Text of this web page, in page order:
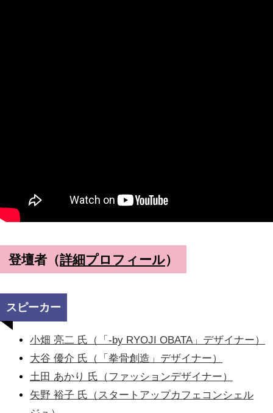
登壇者（詳細プロフィール）
スピーカー
小畑 亮二 氏（「-by RYOJI OBATA」デザイナー）
大谷 優介 氏（「拳骨創造」デザイナー）
土田 あかり 氏（ファッションデザイナー）
矢野 裕子 氏（スタートアップカフェコンシェル